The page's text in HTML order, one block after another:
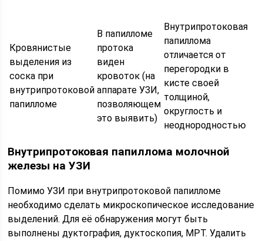
Кровянистые
выделения из
соска при
внутрипротоковой
папилломе
В папилломе
протока
виден
кровоток (на
аппарате УЗИ,
позволяющем
это выявить)
Внутрипротоковая
папиллома
отличается от
перегородки в
кисте своей
толщиной,
округлость и
неоднородностью
Внутрипротоковая папиллома молочной
железы на УЗИ
Помимо УЗИ при внутрипротоковой папилломе
необходимо сделать микроскопическое исследование
выделений. Для её обнаружения могут быть
выполнены дуктография, дуктоскопия, МРТ. Удалить